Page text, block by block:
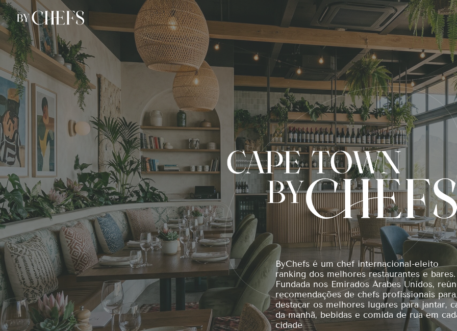
ByChefs é um chef internacional-eleito
ranking dos melhores restaurantes e bares.
Fundada nos Emirados Árabes Unidos,
recomendações de chefs profissionais para
destacar os melhores lugares para jantar,
da manhã, bebidas e comida de rua em
cidade